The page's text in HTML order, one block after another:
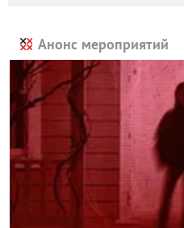
Анонс мероприятий